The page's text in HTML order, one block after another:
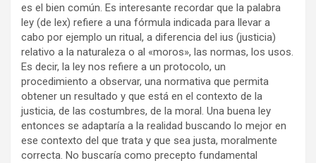
es el bien común. Es interesante recordar que la palabra
ley (de lex) refiere a una fórmula indicada para llevar a
cabo por ejemplo un ritual, a diferencia del ius (justicia)
relativo a la naturaleza o al «moros», las normas, los usos.
Es decir, la ley nos refiere a un protocolo, un
procedimiento a observar, una normativa que permita
obtener un resultado y que está en el contexto de la
justicia, de las costumbres, de la moral. Una buena ley
entonces se adaptaría a la realidad buscando lo mejor en
ese contexto del que trata y que sea justa, moralmente
correcta. No buscaría como precepto fundamental